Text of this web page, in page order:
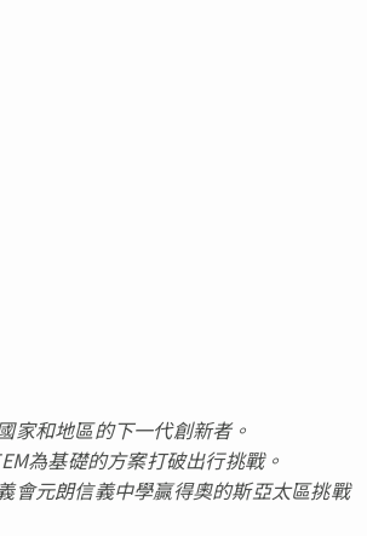
家和地區的下一代創新者。
為基礎的方案打破出行挑戰。
會元朗信義中學贏得奧的斯亞太區挑戰